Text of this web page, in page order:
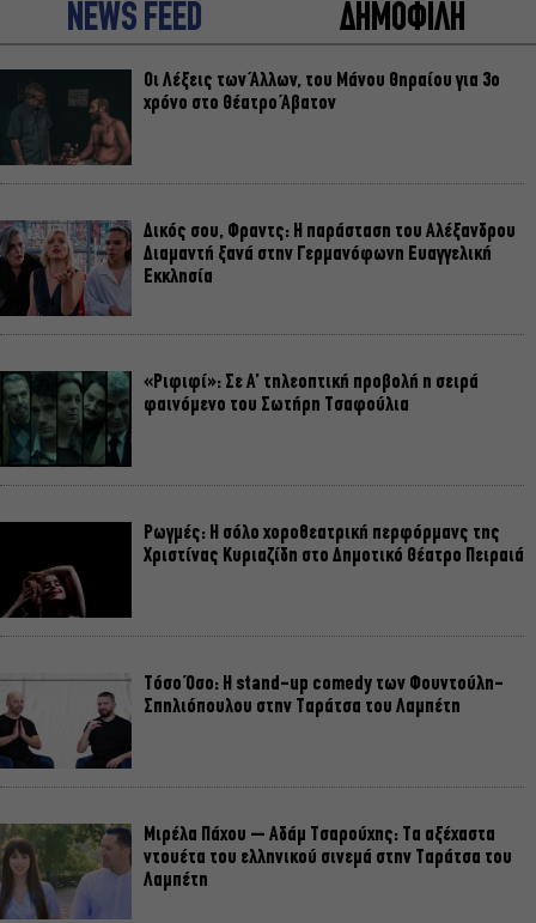
NEWS FEED ΔΗΜΟΦΙΛΗ
Οι Λέξεις των Άλλων, του Μάνου Θηραίου για 3ο
χρόνο στο Θέατρο Άβατον
Δικός σου, Φραντς: Η παράσταση του Αλέξανδρου
Διαμαντή ξανά στην Γερμανόφωνη Ευαγγελική
Εκκλησία
«Ριφιφί»: Σε Α’ τηλεοπτική προβολή η σειρά
φαινόμενο του Σωτήρη Τσαφούλια
Ρωγμές: Η σόλο χοροθεατρική περφόρμανς της
Χριστίνας Κυριαζίδη στο Δημοτικό Θέατρο Πειραιά
Τόσο Όσο: Η stand-up comedy των Φουντούλη-
Σπηλιόπουλου στην Ταράτσα του Λαμπέτη
Μιρέλα Πάχου – Αδάμ Τσαρούχης: Τα αξέχαστα
ντουέτα του ελληνικού σινεμά στην Ταράτσα του
Λαμπέτη